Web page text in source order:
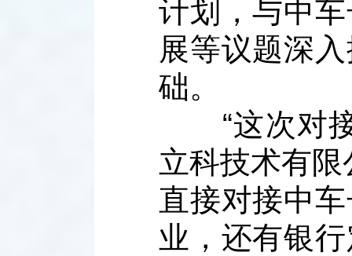
计划，与中
展等议题深
础。
“这次对接
立科技术有
直接对接中
业，还有银